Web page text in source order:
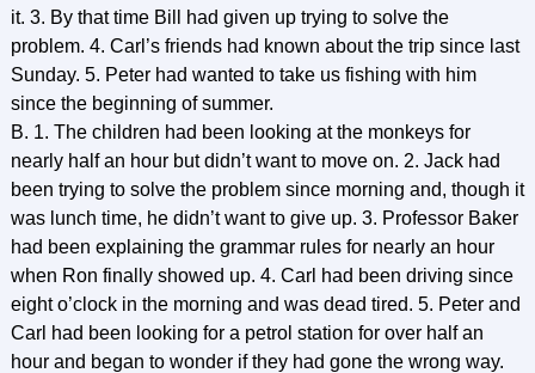
it. 3. By that time Bill had given up trying to solve the
problem. 4. Carl’s friends had known about the trip since last
Sunday. 5. Peter had wanted to take us fishing with him
since the beginning of summer.
B. 1. The children had been looking at the monkeys for
nearly half an hour but didn’t want to move on. 2. Jack had
been trying to solve the problem since morning and, though it
was lunch time, he didn’t want to give up. 3. Professor Baker
had been explaining the grammar rules for nearly an hour
when Ron finally showed up. 4. Carl had been driving since
eight o’clock in the morning and was dead tired. 5. Peter and
Carl had been looking for a petrol station for over half an
hour and began to wonder if they had gone the wrong way.